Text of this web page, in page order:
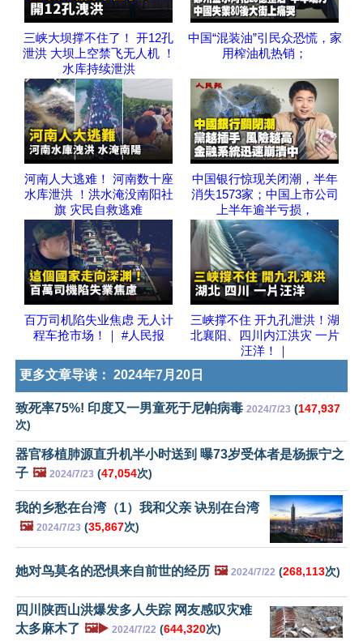
三峡大坝撑不住了！ 开12孔
泄洪 大坝上空禁飞无人机 ！
水库持续泄洪
中国“混装油”引民众恐慌，家
用榨油机热销；
河南人大逃难！ 河南数十座
水库泄洪 ！洪水淹没南阳社
旗 灾民自救逃难
中国银行惊现关闭潮，半年
消失1573家；中国上市公司
上半年逾半亏损，
百万司机陷失业焦虑 无人计
程车抢市场！｜ #人民报
三峡撑不住 开九孔泄洪！湖
北襄阳、四川内江洪灾 一片
汪洋！｜
更多文章导读： 2024年7月20日
致死率75%! 印度又一男童死于尼帕病毒 2024/7/23 (147,937
次)
器官移植肺源直升机半小时送到 曝73岁受体者是杨振宁之
子 🖼️ 2024/7/23 (47,054次)
我的乡愁在台湾（1）我和父亲 诀别在台湾
🖼️ 2024/7/23 (35,867次)
她对鸟莫名的恐惧来自前世的经历 🖼️ 2024/7/22 (268,113次)
四川陕西山洪爆发多人失踪 网友感叹灾难
太多麻木了 🖼️▶️ 2024/7/22 (644,320次)